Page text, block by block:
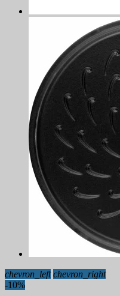
chevron_left chevron_right
-10%